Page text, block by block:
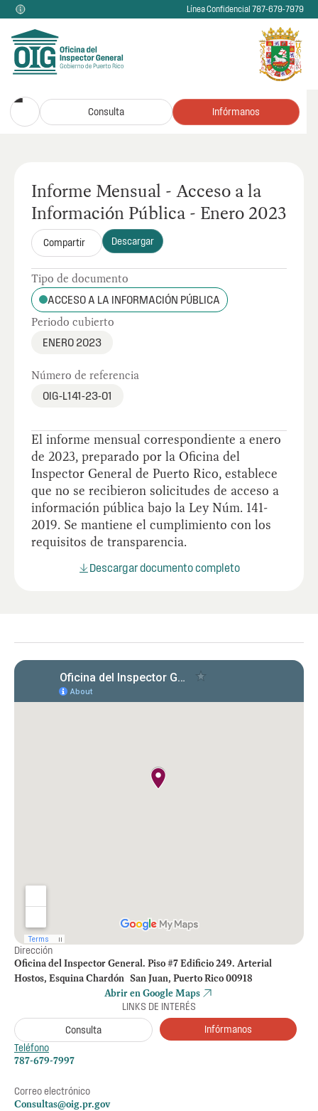
Línea Confidencial 787-679-7979
Consulta Infórmanos
Informe Mensual - Acceso a la
Información Pública - Enero 2023
Compartir Descargar
Tipo de documento
ACCESO A LA INFORMACIÓN PÚBLICA
Periodo cubierto
ENERO 2023
Número de referencia
OIG-L141-23-01
El informe mensual correspondiente a enero
de 2023, preparado por la Oficina del
Inspector General de Puerto Rico, establece
que no se recibieron solicitudes de acceso a
información pública bajo la Ley Núm. 141-
2019. Se mantiene el cumplimiento con los
requisitos de transparencia.
Descargar documento completo
Dirección
Oficina del Inspector General. Piso #7 Edificio 249. Arterial
Hostos, Esquina Chardón San Juan, Puerto Rico 00918
Abrir en Google Maps
LINKS DE INTERÉS
Consulta
Infórmanos
Teléfono
787-679-7997
Correo electrónico
Consultas@oig.pr.gov